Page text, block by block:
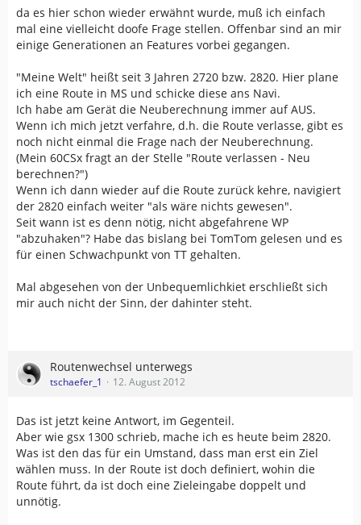
da es hier schon wieder erwähnt wurde, muß ich einfach
mal eine vielleicht doofe Frage stellen. Offenbar sind an mir
einige Generationen an Features vorbei gegangen.
"Meine Welt" heißt seit 3 Jahren 2720 bzw. 2820. Hier plane
ich eine Route in MS und schicke diese ans Navi.
Ich habe am Gerät die Neuberechnung immer auf AUS.
Wenn ich mich jetzt verfahre, d.h. die Route verlasse, gibt es
noch nicht einmal die Frage nach der Neuberechnung.
(Mein 60CSx fragt an der Stelle "Route verlassen - Neu
berechnen?")
Wenn ich dann wieder auf die Route zurück kehre, navigiert
der 2820 einfach weiter "als wäre nichts gewesen".
Seit wann ist es denn nötig, nicht abgefahrene WP
"abzuhaken"? Habe das bislang bei TomTom gelesen und es
für einen Schwachpunkt von TT gehalten.
Mal abgesehen von der Unbequemlichkiet erschließt sich
mir auch nicht der Sinn, der dahinter steht.
Routenwechsel unterwegs
tschaefer_1 12. August 2012
Das ist jetzt keine Antwort, im Gegenteil.
Aber wie gsx 1300 schrieb, mache ich es heute beim 2820.
Was ist den das für ein Umstand, dass man erst ein Ziel
wählen muss. In der Route ist doch definiert, wohin die
Route führt, da ist doch eine Zieleingabe doppelt und
unnötig.